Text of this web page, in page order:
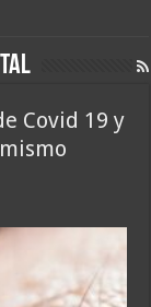
Covid 19 y